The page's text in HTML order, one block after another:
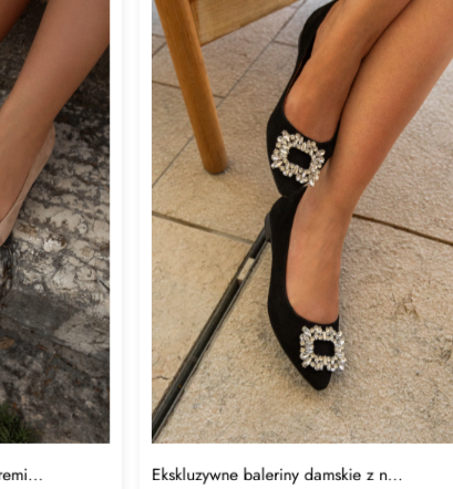
Ekskluzywne baleriny damskie z n...